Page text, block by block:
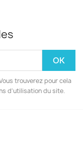
trouverez pour cela
d'utilisation du site.